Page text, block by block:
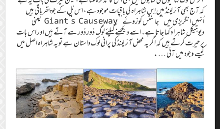
کہ آج بھی آئرلینڈ میں اِس شاہراہ کی باقیات موجود ہے، اس پُل کے جو پتھر باقی ہیں
اُنہیں انگریزی میں ‘‘‏جائنٹس کوزوئے’’‏ Giant’s Causeway یعنی
دیوہیکل شاہراہ کہا جاتا ہے۔‏اسے دیکھنے کیلئے لوگ دُور دُور سے آتے ہیں اور اس بات
پر حیرت کرتے ہیں کہ اگر یہ محض آئرلینڈ کی پرانی لوک داستان ہے تو یہ شاہراہ اصل میں
کیسے وجود میں آئی ….‏